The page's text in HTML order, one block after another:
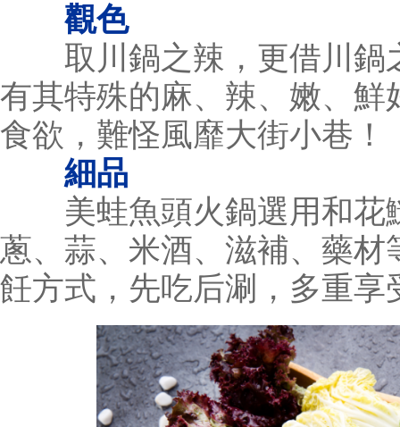
觀色
取川鍋之辣，更借川鍋
有其特殊的麻、辣、嫩、
食欲，難怪風靡大街小巷！
細品
美蛙魚頭火鍋選用和花
蔥、蒜、米酒、滋補、藥
飪方式，先吃后涮，多重享